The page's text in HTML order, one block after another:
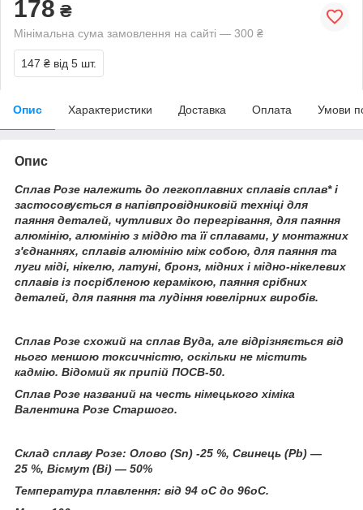
178 ₴
Мінімальна сума замовлення на сайті — 300 ₴
147 ₴ від 5 шт.
Опис Характеристики Доставка Оплата Умови
Опис
Сплав Розе належить до легкоплавних сплавів сплав* і
застосовується в напівпровідниковій техніці для
паяння деталей, чутливих до перегрівання, для паяння
алюмінію, алюмінію з міддю та її сплавами, у монтажних
з'єднаннях, сплавів алюмінію між собою, для паяння та
луги міді, нікелю, латуні, бронз, мідних і мідно-нікелевих
сплавів із посрібленою керамікою, паяння срібних
деталей, для паяння та лудіння ювелірних виробів.
Сплав Розе схожий на сплав Вуда, але відрізняється від
нього меншою токсичністю, оскільки не містить
кадмію. Відомий як припій ПОСВ-50.
Сплав Розе названий на честь німецького хіміка
Валентина Розе Старшого.
Склад сплаву Розе: Олово (Sn) -25 %, Свинець (Pb) —
25 %, Вісмут (Bi) — 50%
Температура плавлення: від 94 oС до 96oС.